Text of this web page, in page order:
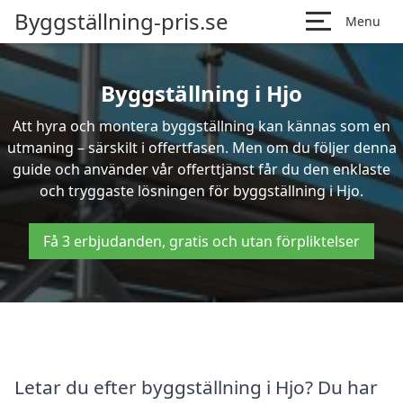
Byggställning-pris.se Menu
Byggställning i Hjo
Att hyra och montera byggställning kan kännas som en
utmaning – särskilt i offertfasen. Men om du följer denna
guide och använder vår offerttjänst får du den enklaste
och tryggaste lösningen för byggställning i Hjo.
Få 3 erbjudanden, gratis och utan förpliktelser
Letar du efter byggställning i Hjo? Du har